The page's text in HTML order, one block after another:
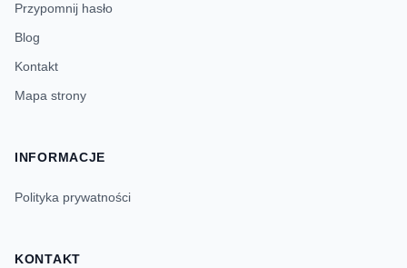
Przypomnij hasło
Blog
Kontakt
Mapa strony
INFORMACJE
Polityka prywatności
KONTAKT